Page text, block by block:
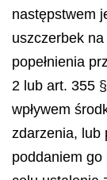
następstwem
uszczerbek
popełnienia
2 lub art. 355
wpływem
zdarzenia, lub
poddaniem